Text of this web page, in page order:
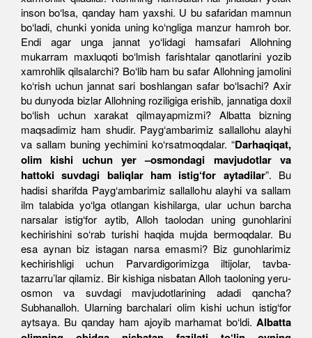
inson bo‘lsa, qanday ham yaxshi. U bu safaridan mamnun
bo‘ladi, chunki yonida uning ko‘ngliga manzur hamroh bor.
Endi agar unga jannat yo‘lidagi hamsafari Allohning
mukarram maxluqoti bo‘lmish farishtalar qanotlarini yozib
xamrohlik qilsalarchi? Bo‘lib ham bu safar Allohning jamolini
ko‘rish uchun jannat sari boshlangan safar bo‘lsachi? Axir
bu dunyoda bizlar Allohning roziligiga erishib, jannatiga doxil
bo‘lish uchun xarakat qilmayapmizmi? Albatta bizning
maqsadimiz ham shudir. Payg‘ambarimiz sallallohu alayhi
va sallam buning yechimini ko‘rsatmoqdalar. “Darhaqiqat,
olim kishi uchun yer –osmondagi mavjudotlar va
hattoki suvdagi baliqlar ham istig‘for aytadilar”. Bu
hadisi sharifda Payg‘ambarimiz sallallohu alayhi va sallam
ilm talabida yo‘lga otlangan kishilarga, ular uchun barcha
narsalar istig‘for aytib, Alloh taolodan uning gunohlarini
kechirishini so‘rab turishi haqida mujda bermoqdalar. Bu
esa aynan biz istagan narsa emasmi? Biz gunohlarimiz
kechirishligi uchun Parvardigorimizga iltijolar, tavba-
tazarru’lar qilamiz. Bir kishiga nisbatan Alloh taoloning yeru-
osmon va suvdagi mavjudotlarining adadi qancha?
Subhanalloh. Ularning barchalari olim kishi uchun istig‘for
aytsaya. Bu qanday ham ajoyib marhamat bo‘ldi. Albatta